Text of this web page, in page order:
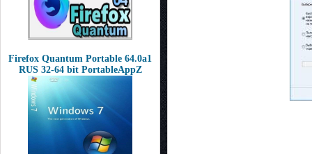
Firefox Quantum Portable 64.0a1
RUS 32-64 bit PortableAppZ